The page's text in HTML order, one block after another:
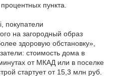
пункта.
покупатели
на загородный образ
здоровую обстановку»,
стоимость дома в
от МКАД или в поселке
стартует от 15,3 млн руб.